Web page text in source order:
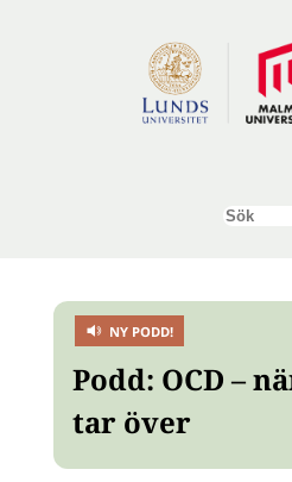
Sök
NY PODD!
Podd: OCD –
tar över